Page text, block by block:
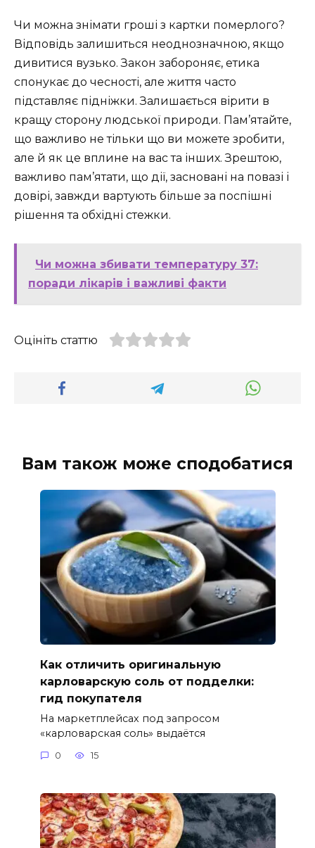
Чи можна знімати гроші з картки померлого?
Відповідь залишиться неоднозначною, якщо
дивитися вузько. Закон забороняє, етика
спонукає до чесності, але життя часто
підставляє підніжки. Залишається вірити в
кращу сторону людської природи. Пам’ятайте,
що важливо не тільки що ви можете зробити,
але й як це вплине на вас та інших. Зрештою,
важливо пам’ятати, що дії, засновані на повазі і
довірі, завжди вартують більше за поспішні
рішення та обхідні стежки.
Чи можна збивати температуру 37:
поради лікарів і важливі факти
Оцініть статтю
Вам також може сподобатися
Как отличить оригинальную
карловарскую соль от подделки:
гид покупателя
На маркетплейсах под запросом
«карловарская соль» выдаётся
0 15